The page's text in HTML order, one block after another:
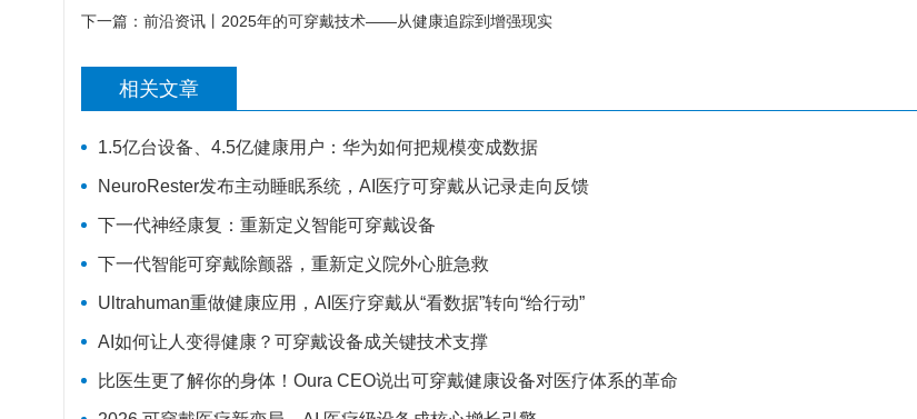
下一篇： 前沿资讯丨2025年的可穿戴技术——从健康追踪到增强现实
相关文章
1.5亿台设备、4.5亿健康用户：华为如何把规模变成数据
NeuroRester发布主动睡眠系统，AI医疗可穿戴从记录走向反馈
下一代神经康复：重新定义智能可穿戴设备
下一代智能可穿戴除颤器，重新定义院外心脏急救
Ultrahuman重做健康应用，AI医疗穿戴从“看数据”转向“给行动”
AI如何让人变得健康？可穿戴设备成关键技术支撑
比医生更了解你的身体！Oura CEO说出可穿戴健康设备对医疗体系的革命